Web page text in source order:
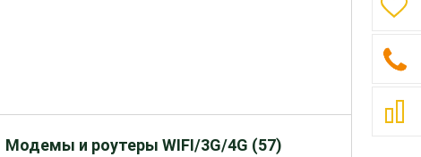
Модемы и роутеры WIFI/3G/4G (57)